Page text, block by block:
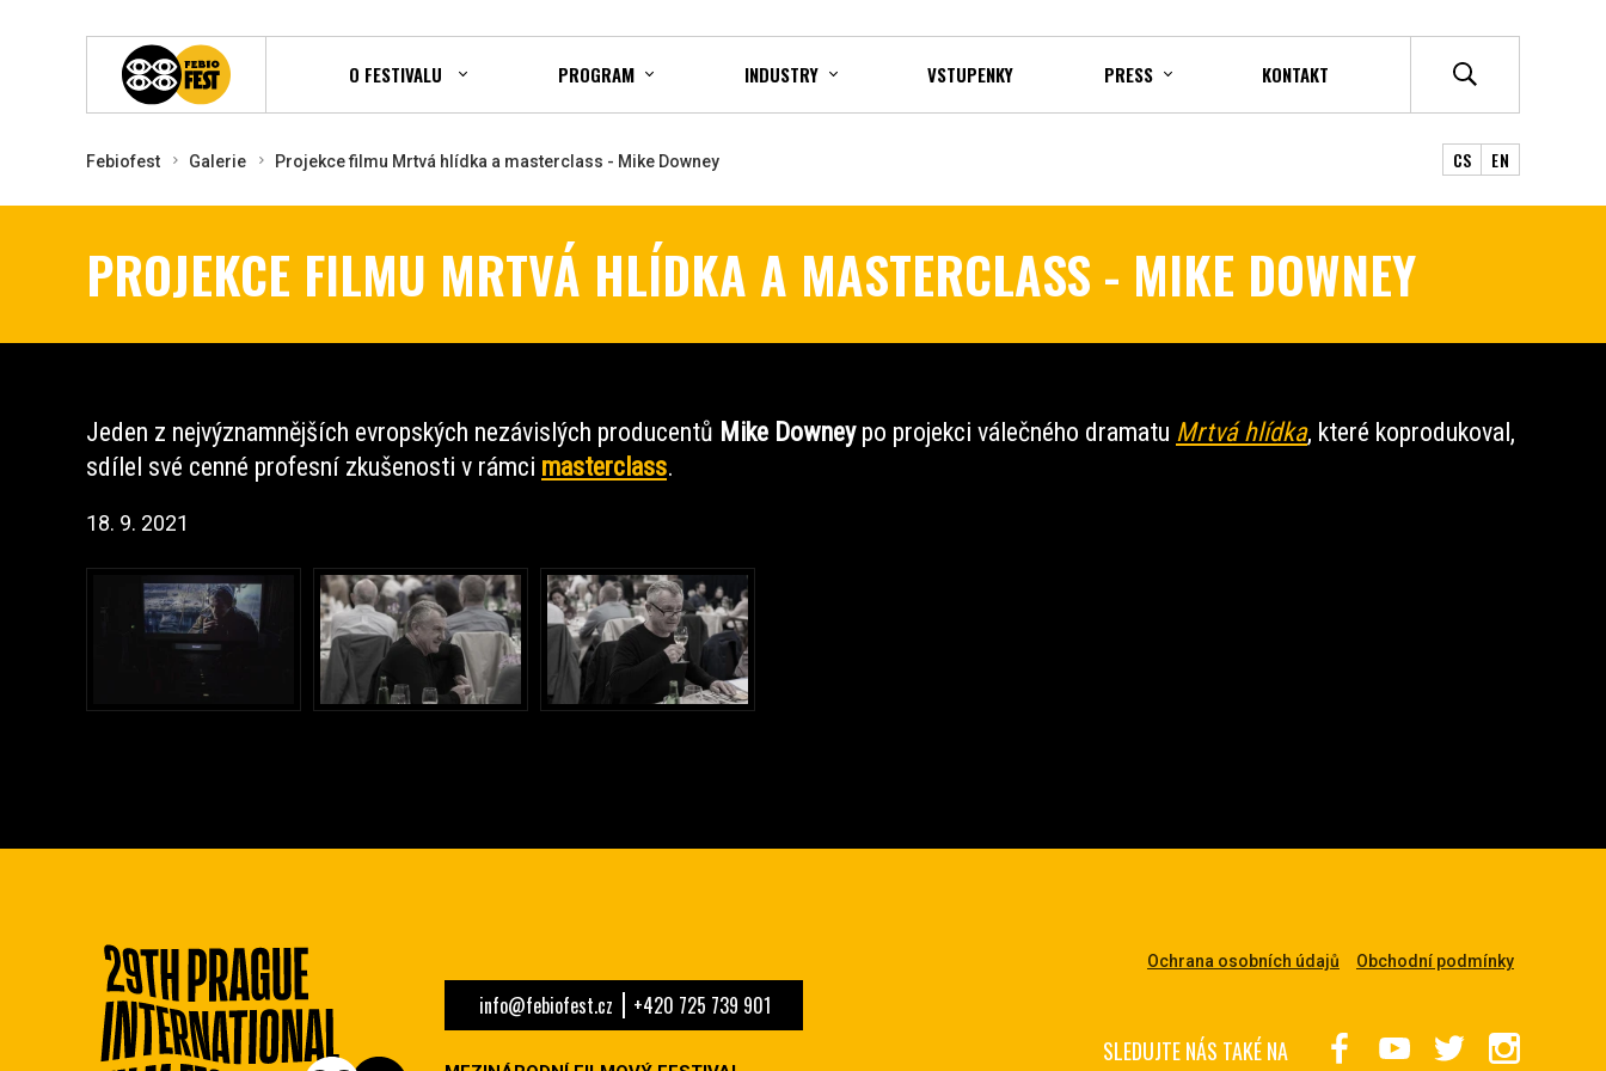
O FESTIVALU PROGRAM INDUSTRY VSTUPENKY PRESS KONTAKT
Febiofest Galerie Projekce filmu Mrtvá hlídka a masterclass - Mike Downey CS EN
PROJEKCE FILMU MRTVÁ HLÍDKA A MASTERCLASS - MIKE DOWNEY
Jeden z nejvýznamnějších evropských nezávislých producentů Mike Downey po projekci válečného dramatu Mrtvá hlídka, které koprodukoval,
sdílel své cenné profesní zkušenosti v rámci masterclass.
18. 9. 2021
info@febiofest.cz +420 725 739 901
Ochrana osobních údajů Obchodní podmínky
SLEDUJTE NÁS TAKÉ NA